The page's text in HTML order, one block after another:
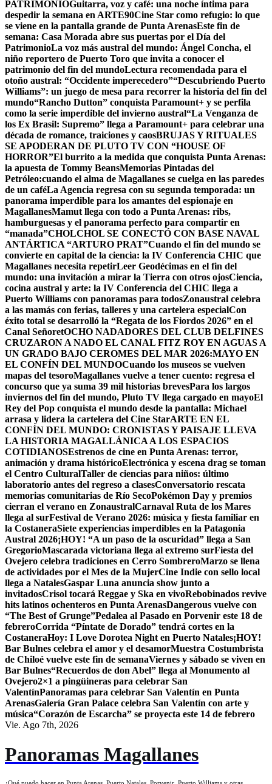
PATRIMONIOGuitarra, voz y café: una noche íntima para
despedir la semana en ARTE90Cine Star como refugio: lo que
se viene en la pantalla grande de Punta ArenasEste fin de
semana: Casa Morada abre sus puertas por el Día del
PatrimonioLa voz más austral del mundo: Ángel Concha, el
niño reportero de Puerto Toro que invita a conocer el
patrimonio del fin del mundoLectura recomendada para el
otoño austral: “Occidente imperecedero”“Descubriendo Puerto
Williams”: un juego de mesa para recorrer la historia del fin del
mundo“Rancho Dutton” conquista Paramount+ y se perfila
como la serie imperdible del invierno austral“La Venganza de
los Ex Brasil: Supremo” llega a Paramount+ para celebrar una
década de romance, traiciones y caosBRUJAS Y RITUALES
SE APODERAN DE PLUTO TV CON “HOUSE OF
HORROR”El burrito a la medida que conquista Punta Arenas:
la apuesta de Tommy BeansMemorias Pintadas del
Petróleo:cuando el alma de Magallanes se cuelga en las paredes
de un caféLa Agencia regresa con su segunda temporada: un
panorama imperdible para los amantes del espionaje en
MagallanesMamut llega con todo a Punta Arenas: ribs,
hamburguesas y el panorama perfecto para compartir en
“manada”CHOLCHOL SE CONECTÓ CON BASE NAVAL
ANTÁRTICA “ARTURO PRAT”Cuando el fin del mundo se
convierte en capital de la ciencia: la IV Conferencia CHIC que
Magallanes necesita repetirLeer Geodécimas en el fin del
mundo: una invitación a mirar la Tierra con otros ojosCiencia,
cocina austral y arte: la IV Conferencia del CHIC llega a
Puerto Williams con panoramas para todosZonaustral celebra
a las mamás con ferias, talleres y una cartelera especialCon
éxito total se desarrolló la “Regata de los Fiordos 2026” en el
Canal SeñoretOCHO NADADORES DEL CLUB DELFINES
CRUZARON A NADO EL CANAL FITZ ROY EN AGUAS A
UN GRADO BAJO CEROMES DEL MAR 2026:MAYO EN
EL CONFÍN DEL MUNDOCuando los museos se vuelven
mapas del tesoroMagallanes vuelve a tener cuento: regresa el
concurso que ya suma 39 mil historias brevesPara los largos
inviernos del fin del mundo, Pluto TV llega cargado en mayoEl
Rey del Pop conquista el mundo desde la pantalla: Michael
arrasa y lidera la cartelera del Cine StarARTE EN EL
CONFÍN DEL MUNDO: CRONISTAS Y PAISAJE LLEVA
LA HISTORIA MAGALLÁNICA A LOS ESPACIOS
COTIDIANOSEstrenos de cine en Punta Arenas: terror,
animación y drama históricoElectrónica y escena drag se toman
el Centro CulturalTaller de ciencias para niños: último
laboratorio antes del regreso a clasesConversatorio rescata
memorias comunitarias de Río SecoPokémon Day y premios
cierran el verano en ZonaustralCarnaval Ruta de los Mares
llega al surFestival de Verano 2026: música y fiesta familiar en
la CostaneraSiete experiencias imperdibles en la Patagonia
Austral 2026¡HOY! “A un paso de la oscuridad” llega a San
GregorioMascarada victoriana llega al extremo surFiesta del
Ovejero celebra tradiciones en Cerro SombreroMarzo se llena
de actividades por el Mes de la MujerCine Indie con sello local
llega a NatalesGaspar Luna anuncia show junto a
invitadosCrisol tocará Reggae y Ska en vivoRebobinados revive
hits latinos ochenteros en Punta ArenasDangerous vuelve con
“The Best of Grunge”Pedalea al Pasado en Porvenir este 18 de
febreroCorrida “Píntate de Dorado” tendrá cortes en la
CostaneraHoy: I Love Dorotea Night en Puerto Natales¡HOY!
Bar Bulnes celebra el amor y el desamorMuestra Costumbrista
de Chiloé vuelve este fin de semanaViernes y sábado se viven en
Bar Bulnes“Recuerdos de don Abel” llega al Monumento al
Ovejero2×1 a pingüineras para celebrar San
ValentínPanoramas para celebrar San Valentín en Punta
ArenasGalería Gran Palace celebra San Valentín con arte y
música“Corazón de Escarcha” se proyecta este 14 de febrero
Vie. Ago 7th, 2026
Panoramas Magallanes